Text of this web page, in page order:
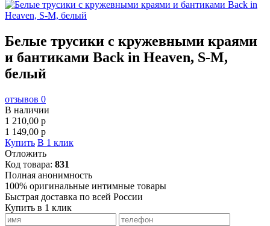
Белые трусики с кружевными краями
и бантиками Back in Heaven, S-M,
белый
отзывов 0
В наличии
1 210,00 p
1 149,00 p
Купить В 1 клик
Отложить
Код товара: 831
Полная анонимность
100% оригинальные интимные товары
Быстрая доставка по всей России
Купить в 1 клик